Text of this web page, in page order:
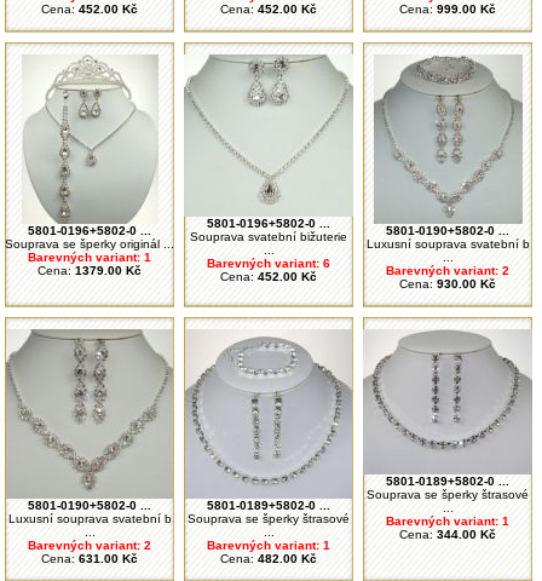
Cena: 452.00 Kč
Cena: 452.00 Kč
Cena: 999.00 Kč
5801-0196+5802-0 ...
Souprava se šperky originál ...
Barevných variant: 1
Cena: 1379.00 Kč
5801-0196+5802-0 ...
Souprava svatební bižuterie
Barevných variant: 6
Cena: 452.00 Kč
5801-0190+5802-0 ...
Luxusní souprava svatební b
Barevných variant: 2
Cena: 930.00 Kč
5801-0190+5802-0 ...
Luxusní souprava svatební b
Barevných variant: 2
Cena: 631.00 Kč
5801-0189+5802-0 ...
Souprava se šperky štrasové
Barevných variant: 1
Cena: 482.00 Kč
5801-0189+5802-0 ...
Souprava se šperky štrasové
Barevných variant: 1
Cena: 344.00 Kč